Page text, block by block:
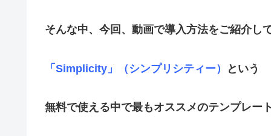
そんな中、今回、動画で導入方法をご紹介し
「Simplicity」（シンプリシティー） という
無料で使える中で最もオススメのテンプレート